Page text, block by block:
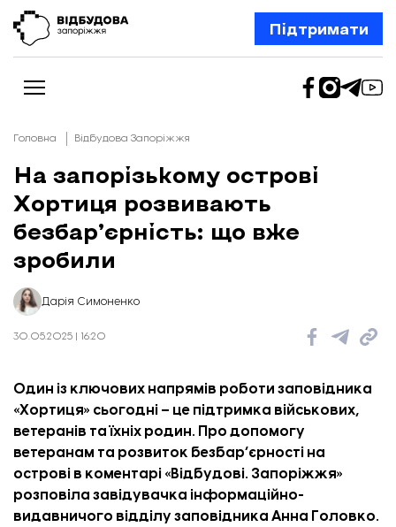
Підтримати
Новини
Відбудова Запоріжжя
Ексклюзив
Шлях додому
Колонки
Про нас
Редакційна політика
Головна Відбудова Запоріжжя
На запорізькому острові
Хортиця розвивають
безбар’єрність: що вже
зробили
Дарія Симоненко
30.05.2025 | 16:20
Один із ключових напрямів роботи заповідника
«Хортиця» сьогодні – це підтримка військових,
ветеранів та їхніх родин. Про допомогу
ветеранам та розвиток безбар’єрності на
острові в коментарі «Відбудові. Запоріжжя»
розповіла завідувачка інформаційно-
видавничого відділу заповідника Анна Головко.